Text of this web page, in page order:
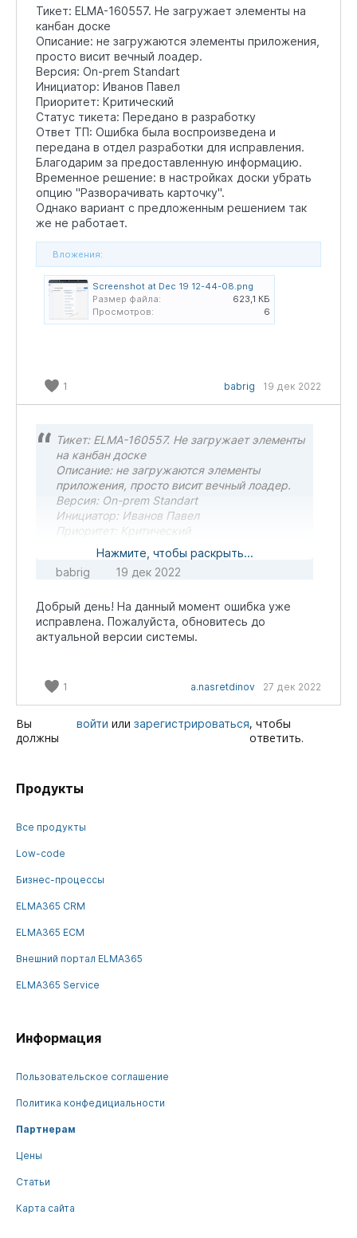
Тикет: ELMA-160557. Не загружает элементы на
канбан доске
Описание: не загружаются элементы приложения,
просто висит вечный лоадер.
Версия: On-prem Standart
Инициатор: Иванов Павел
Приоритет: Критический
Статус тикета: Передано в разработку
Ответ ТП: Ошибка была воспроизведена и
передана в отдел разработки для исправления.
Благодарим за предоставленную информацию.
Временное решение: в настройках доски убрать
опцию "Разворачивать карточку".
Однако вариант с предложенным решением так
же не работает.
Вложения:
Screenshot at Dec 19 12-44-08.png
Размер файла:
623,1 КБ
Просмотров:
6
1 babrig 19 дек 2022
Тикет: ELMA-160557. Не загружает элементы
на канбан доске
Описание: не загружаются элементы
приложения, просто висит вечный лоадер.
Версия: On-prem Standart
Инициатор: Иванов Павел
Приоритет: Критический
Статус тикета: Передано в разработку
Ответ ТП: Ошибка была воспроизведена и
передана в отдел разработки для
предоставленную информацию. Временное
решение: в настройках доски убрать опцию
"Разворачивать карточку".
Нажмите, чтобы раскрыть...
babrig
19 дек 2022
Добрый день! На данный момент ошибка уже
исправлена. Пожалуйста, обновитесь до
актуальной версии системы.
1 a.nasretdinov 27 дек 2022
Вы
должны
войти илизарегистрироваться, чтобы
ответить.
Продукты
Все продукты
Low-code
Бизнес-процессы
ELMA365 CRM
ELMA365 ECM
Внешний портал ELMA365
ELMA365 Service
Информация
Пользовательское соглашение
Политика конфедициальности
Партнерам
Цены
Статьи
Карта сайта